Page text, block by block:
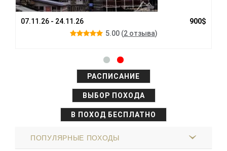
07.11.26 - 24.11.26
900$
5.00(2 отзыва)
РАСПИСАНИЕ
ВЫБОР ПОХОДА
В ПОХОД БЕСПЛАТНО
ПОПУЛЯРНЫЕ ПОХОДЫ